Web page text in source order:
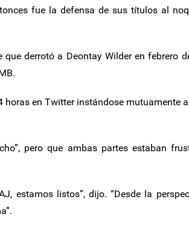
fue la defensa de sus títulos al
derrotó a Deontay Wilder en febrero
en Twitter instándose mutuamente
pero que ambas partes estaban
estamos listos”, dijo. “Desde la